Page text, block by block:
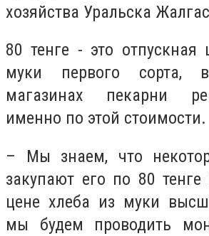
хозяйства Уральска
80 тенге - это отпускная
муки первого сорта,
магазинах пекарни
именно по этой стоимости.
– Мы знаем, что
закупают его по 80
цене хлеба из муки
мы будем проводить